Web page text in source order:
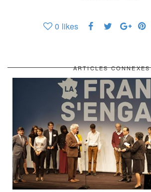
0 likes
ARTICLES CONNEXES